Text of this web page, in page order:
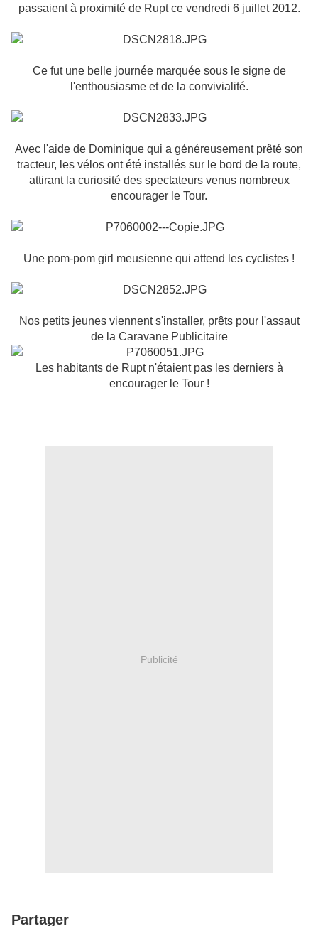
passaient à proximité de Rupt ce vendredi 6 juillet 2012.
Ce fut une belle journée marquée sous le signe de
l'enthousiasme et de la convivialité.
Avec l'aide de Dominique qui a généreusement prêté son
tracteur, les vélos ont été installés sur le bord de la route,
attirant la curiosité des spectateurs venus nombreux
encourager le Tour.
Une pom-pom girl meusienne qui attend les cyclistes !
Nos petits jeunes viennent s'installer, prêts pour l'assaut
de la Caravane Publicitaire
Les habitants de Rupt n'étaient pas les derniers à
encourager le Tour !
Publicité
Partager